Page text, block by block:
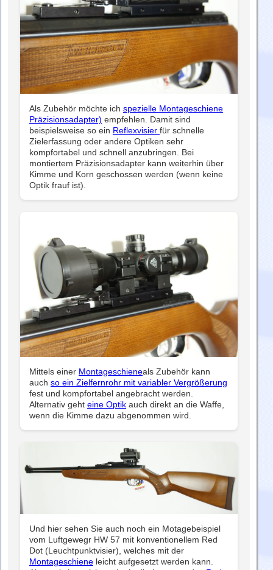
Als Zubehör möchte ich spezielle Montageschiene
Präzisionsadapter) empfehlen. Damit sind
beispielsweise so ein Reflexvisier für schnelle
Zielerfassung oder andere Optiken sehr
kompfortabel und schnell anzubringen. Bei
montiertem Präzisionsadapter kann weiterhin über
Kimme und Korn geschossen werden (wenn keine
Optik frauf ist).
Mittels einer Montageschieneals Zubehör kann
auch so ein Zielfernrohr mit variabler Vergrößerung
fest und kompfortabel angebracht werden.
Alternativ geht eine Optik auch direkt an die Waffe,
wenn die Kimme dazu abgenommen wird.
Und hier sehen Sie auch noch ein Motagebeispiel
vom Luftgewegr HW 57 mit konventionellem Red
Dot (Leuchtpunktvisier), welches mit der
Montageschiene leicht aufgesetzt werden kann.